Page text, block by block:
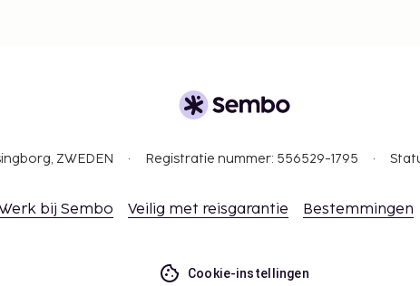
ZWEDEN Registratie nummer: 556529-1795
bij Sembo Veilig met reisgarantie Bestemmingen
Cookie-instellingen